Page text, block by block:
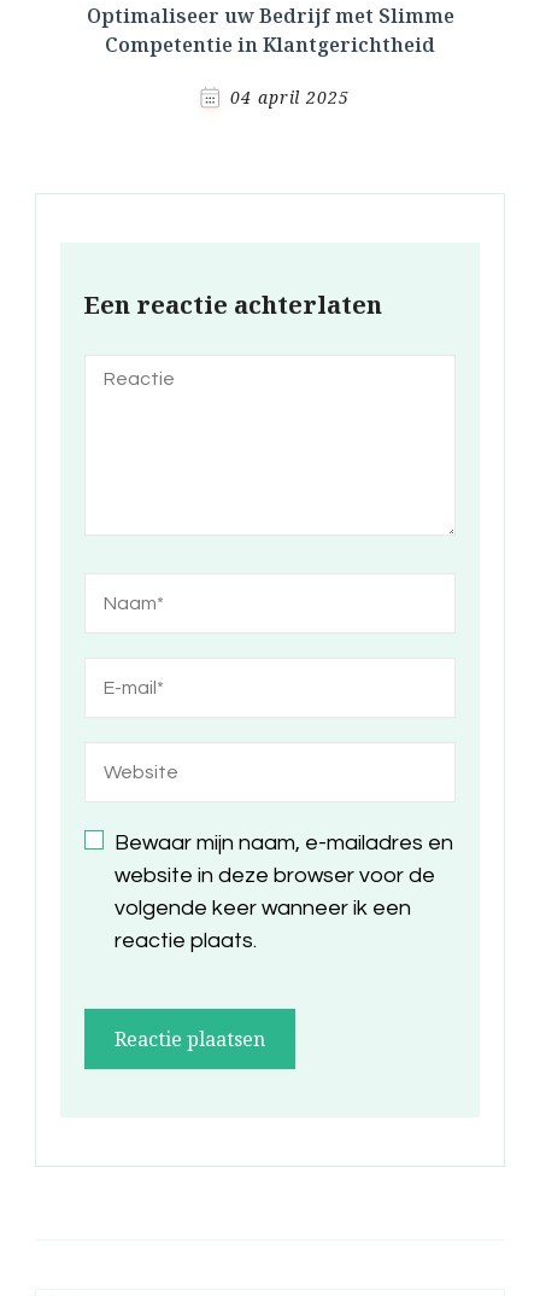
Optimaliseer uw Bedrijf met Slimme
Competentie in Klantgerichtheid
04 april 2025
Een reactie achterlaten
Bewaar mijn naam, e-mailadres en
website in deze browser voor de
volgende keer wanneer ik een
reactie plaats.